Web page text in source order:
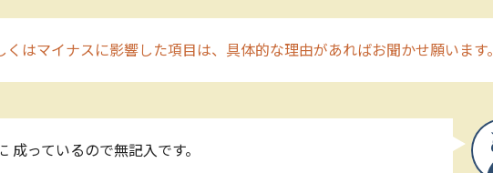
はマイナスに影響した項目は、具体的な理由があればお聞かせ願います。
っているので無記入です。